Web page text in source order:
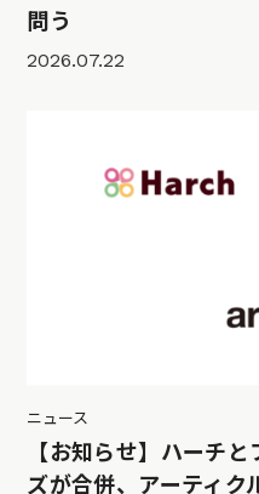
問う
2026.07.22
ニュース
【お知らせ】ハーチ
ズが合併、アーティ